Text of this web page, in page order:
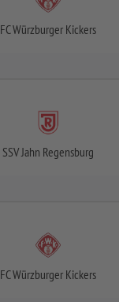
FC Würzburger Kickers
SSV Jahn Regensburg
FC Würzburger Kickers